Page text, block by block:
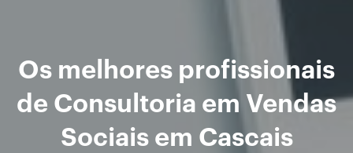
Os melhores profissionais
de Consultoria em Vendas
Sociais em Cascais